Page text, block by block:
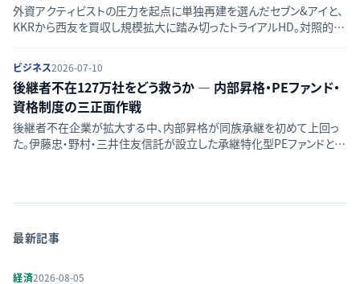
外資アクティビストの圧力を起点に単独再建を選んだセブン&アイと、
KKRから西友を買収し規模拡大に踏み切ったトライアルHD。対照的な
ビジネス2026-07-10
後継者不在127万社をどう救うか — 内部昇格・PEファンド・
資格制度の三正面作戦
後継者不在企業が拡大する中、内部昇格が同族承継を初めて上回っ
た。伊藤忠・野村・三井住友信託が設立した承継特化型PEファンドと、
最新記事
経済2026-08-05